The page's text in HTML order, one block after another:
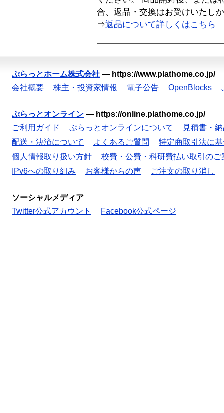
合、返品・交換はお受けいたし
⇒返品について詳しくはこちら
ぷらっとホーム株式会社 — https://www.plathome.co.jp/
会社概要
株主・投資家情報 電子公告 OpenBlocks
ぷらっとオンライン — https://online.plathome.co.jp/
ご利用ガイド
ぷらっとオンラインについて
見積書・
配送・決済について
よくあるご質問
特定商取引法に
個人情報取り扱い方針
校費・公費・科研費払い取引のご
IPv6への取り組み
お客様からの声 ご注文の取り消し
ソーシャルメディア
Twitter公式アカウント
Facebook公式ページ